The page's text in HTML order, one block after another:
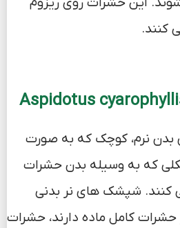
کنند.
بدن نرم، کوچک که به صورت
که به وسیله بدن حشرات
کنند. شپشک های نر بدنی
کامل ماده دارند، حشرات